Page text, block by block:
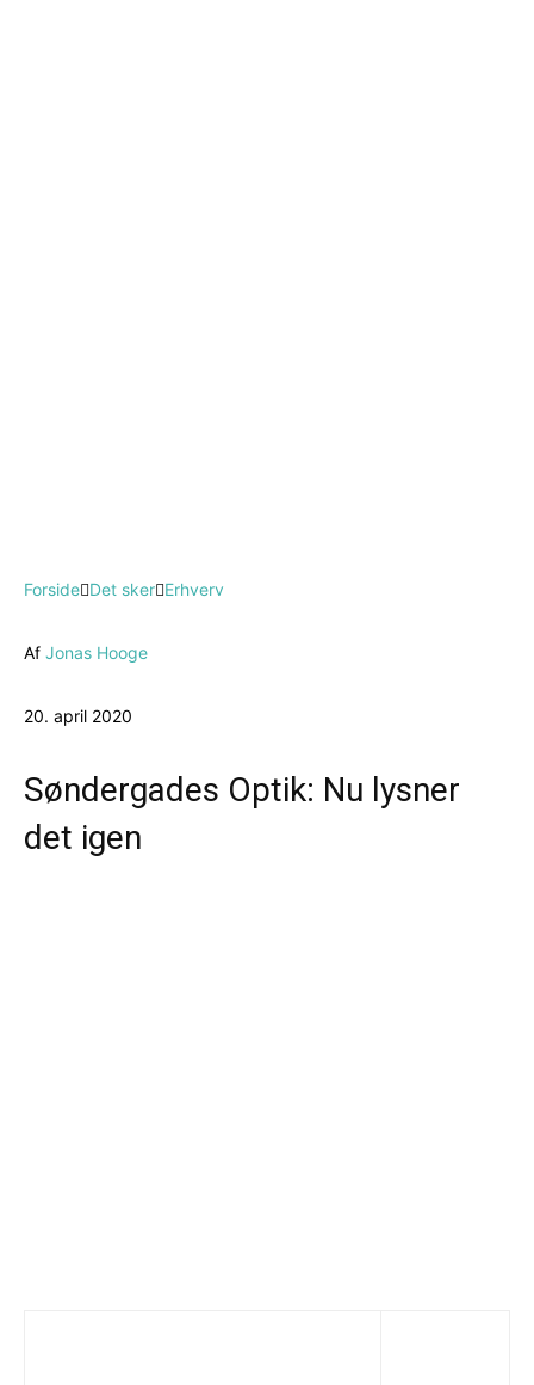
Forside Det sker Erhverv
Af Jonas Hooge
20. april 2020
Søndergades Optik: Nu lysner
det igen